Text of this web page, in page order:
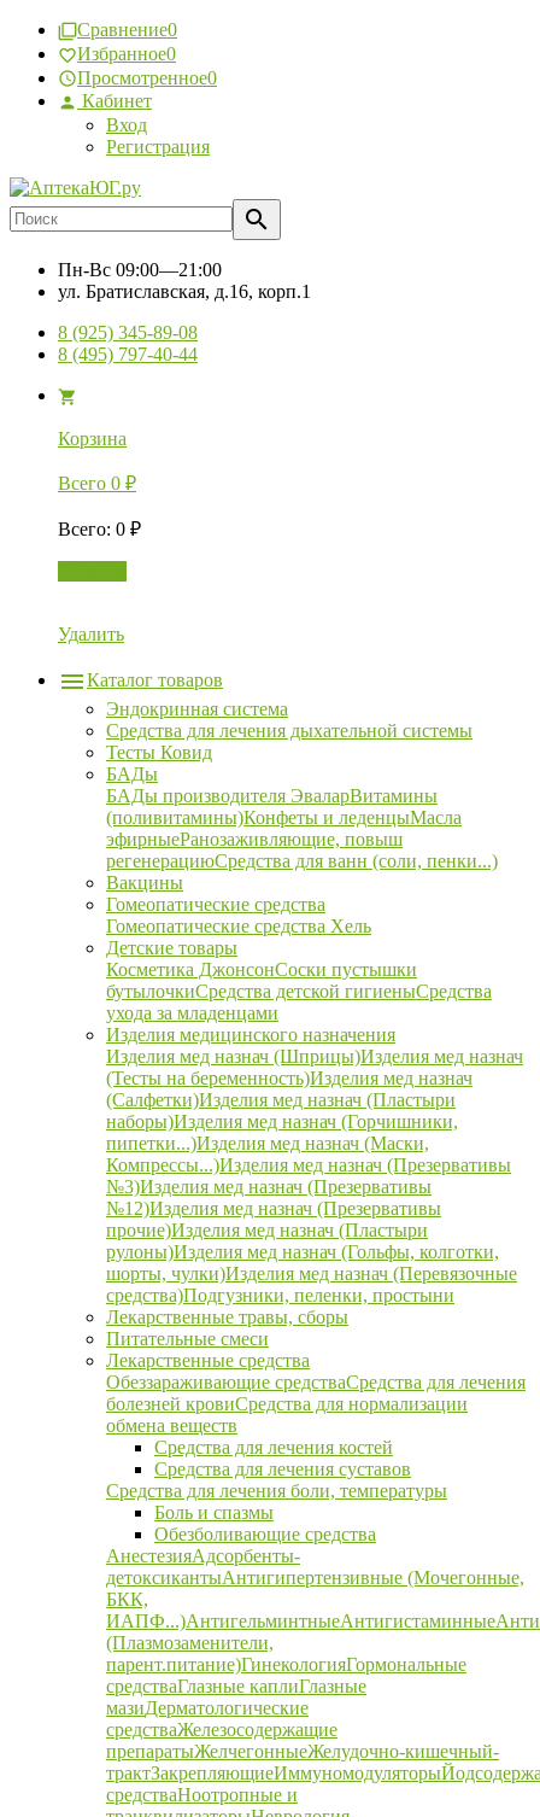
Сравнение0
Избранное0
Просмотренное0
Кабинет
Вход
Регистрация
Пн-Вс 09:00—21:00
ул. Братиславская, д.16, корп.1
8 (925) 345-89-08
8 (495) 797-40-44
Корзина
Всего 0 ₽
Всего: 0 ₽
Удалить
Каталог товаров
Эндокринная система
Средства для лечения дыхательной системы
Тесты Ковид
БАДы
БАДы производителя ЭваларВитамины
(поливитамины)Конфеты и леденцыМасла
эфирныеРанозаживляющие, повыш
регенерациюСредства для ванн (соли, пенки...)
Вакцины
Гомеопатические средства
Гомеопатические средства Хель
Детские товары
Косметика ДжонсонСоски пустышки
бутылочкиСредства детской гигиеныСредства
ухода за младенцами
Изделия медицинского назначения
Изделия мед назнач (Шприцы)Изделия мед назнач
(Тесты на беременность)Изделия мед назнач
(Салфетки)Изделия мед назнач (Пластыри
наборы)Изделия мед назнач (Горчишники,
пипетки...)Изделия мед назнач (Маски,
Компрессы...)Изделия мед назнач (Презервативы
№3)Изделия мед назнач (Презервативы
№12)Изделия мед назнач (Презервативы
прочие)Изделия мед назнач (Пластыри
рулоны)Изделия мед назнач (Гольфы, колготки,
шорты, чулки)Изделия мед назнач (Перевязочные
средства)Подгузники, пеленки, простыни
Лекарственные травы, сборы
Питательные смеси
Лекарственные средства
Обеззараживающие средстваСредства для лечения
болезней кровиСредства для нормализации
обмена веществ
Средства для лечения костей
Средства для лечения суставов
Средства для лечения боли, температуры
Боль и спазмы
Обезболивающие средства
АнестезияАдсорбенты-
детоксикантыАнтигипертензивные (Мочегонные,
БКК,
ИАПФ...)АнтигельминтныеАнтигистаминные
(Плазмозаменители,
парент.питание)ГинекологияГормональные
средстваГлазные каплиГлазные
мазиДерматологические
средстваЖелезосодержащие
препаратыЖелчегонныеЖелудочно-кишечный-
трактЗакрепляющиеИммуномодуляторы
средстваНоотропные и